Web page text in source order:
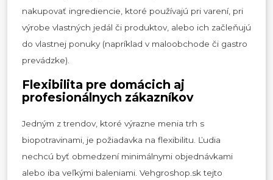
nakupovať ingrediencie, ktoré používajú pri varení, pri
výrobe vlastných jedál či produktov, alebo ich začleňujú
do vlastnej ponuky (napríklad v maloobchode či gastro
prevádzke).
Flexibilita pre domácich aj
profesionálnych zákazníkov
Jedným z trendov, ktoré výrazne menia trh s
biopotravinami, je požiadavka na flexibilitu. Ľudia
nechcú byť obmedzení minimálnymi objednávkami
alebo iba veľkými baleniami. Vehgroshop.sk tejto